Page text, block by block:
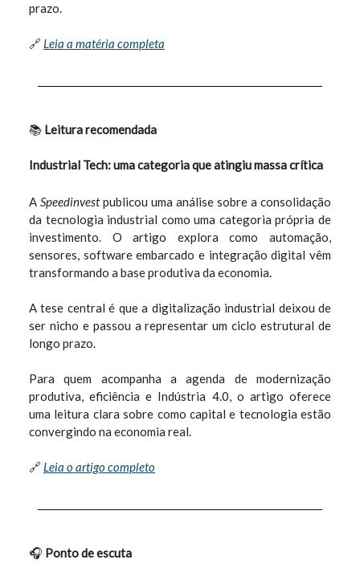
prazo.
🔗 Leia a matéria completa
📚 Leitura recomendada
Industrial Tech: uma categoria que atingiu massa crítica
A Speedinvestpublicou uma análise sobre a consolidação
da tecnologia industrial como uma categoria própria de
investimento. O artigo explora como automação,
sensores, software embarcado e integração digital vêm
transformando a base produtiva da economia.
A tese central é que a digitalização industrial deixou de
ser nicho e passou a representar um ciclo estrutural de
longo prazo.
Para quem acompanha a agenda de modernização
produtiva, eficiência e Indústria 4.0, o artigo oferece
uma leitura clara sobre como capital e tecnologia estão
convergindo na economia real.
🔗 Leia o artigo completo
🎧 Ponto de escuta